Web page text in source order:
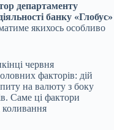
департаменту
банку «Глобус»
якихось особливо
червня
факторів: дій
на валюту з боку
Саме ці фактори
коливання